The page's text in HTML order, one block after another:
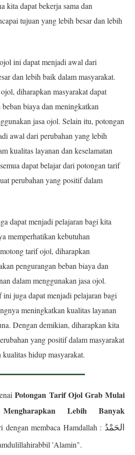
kita dapat bekerja sama dan
tujuan yang lebih besar dan lebih
ini dapat menjadi awal dari
dan lebih baik dalam masyarakat.
diharapkan masyarakat dapat
biaya dan meningkatkan
jasa ojol. Selain itu, potongan
awal dari perubahan yang lebih
kualitas layanan dan keselamatan
dapat belajar dari potongan tarif
perubahan yang positif dalam
dapat menjadi pelajaran bagi kita
memperhatikan kebutuhan
tarif ojol, diharapkan
pengurangan beban biaya dan
dalam menggunakan jasa ojol.
juga dapat menjadi pelajaran bagi
meningkatkan kualitas layanan
Dengan demikian, diharapkan kita
yang positif dalam masyarakat
hidup masyarakat.
Potongan Tarif Ojol Grab Mulai
Lebih Banyak
dengan membaca Hamdallah : الحَمْدُ
'Alamin".